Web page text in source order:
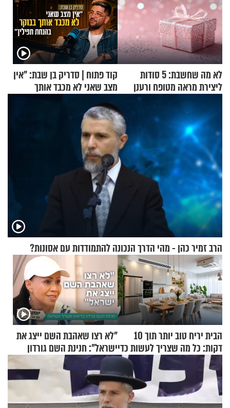
לא מה שחשבת: 5 סודות
ליצירת מראה מטופח ורענן
קוד פתוח | סדריק בן שבת: "אין
מצב שאני לא מכבד אותך
בבוקר בהנחת תפילין"
הרב זמיר כהן - מהי הדרך הנכונה להתמודדות עם אסונות?
הבית יריח טוב יותר תוך 10
דקות: כל מה שצריך לעשות כדי
לרענן את הבית
"לא רצו שאהבת השם ייצג את
ישראל": חנינת השם גורדון
בריאיון מעורר השראה